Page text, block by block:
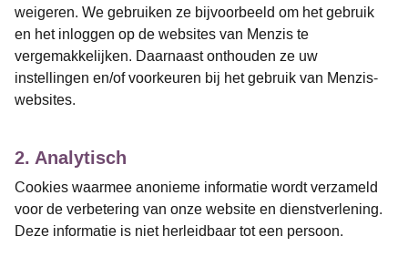
weigeren. We gebruiken ze bijvoorbeeld om het gebruik
en het inloggen op de websites van Menzis te
vergemakkelijken. Daarnaast onthouden ze uw
instellingen en/of voorkeuren bij het gebruik van Menzis-
websites.
2. Analytisch
Cookies waarmee anonieme informatie wordt verzameld
voor de verbetering van onze website en dienstverlening.
Deze informatie is niet herleidbaar tot een persoon.